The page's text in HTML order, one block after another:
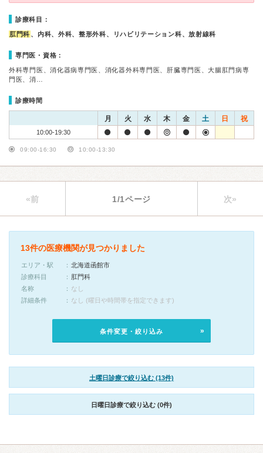
診療科目：
肛門科 、内科、外科、整形外科、リハビリテーション科、放射線科
専門医・資格：
外科専門医、消化器病専門医、消化器外科専門医、肝臓専門医、大腸肛門病専
門医、消…
診療時間
月 火 水 木 金 土 日 祝
10:00-19:30
09:00-16:30 10:00-13:30
«前 1/1ページ 次»
13件の医療機関が見つかりました
エリア・駅
北海道函館市
診療科目
肛門科
名称
なし
詳細条件
なし (曜日や時間帯を指定できます)
条件変更・絞り込み
土曜日診療で絞り込む (13件)
日曜日診療で絞り込む (0件)